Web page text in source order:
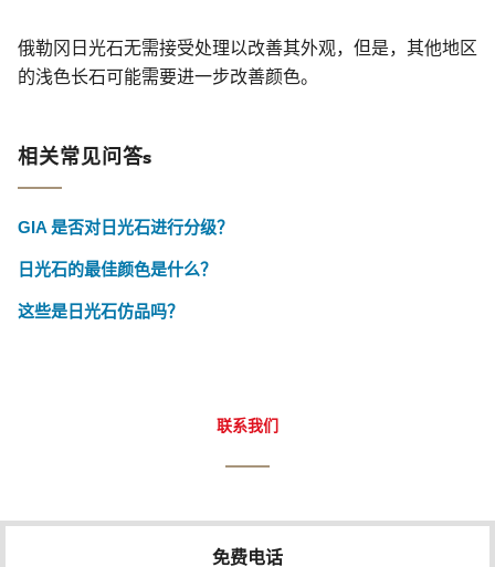
俄勒冈日光石无需接受处理以改善其外观，但是，其他地区
的浅色长石可能需要进一步改善颜色。
相关常见问答s
GIA 是否对日光石进行分级？
日光石的最佳颜色是什么？
这些是日光石仿品吗？
联系我们
免费电话